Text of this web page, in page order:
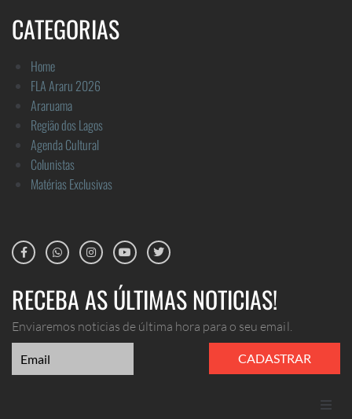
CATEGORIAS
Home
FLA Araru 2026
Araruama
Região dos Lagos
Agenda Cultural
Colunistas
Matérias Exclusivas
RECEBA AS ÚLTIMAS NOTICIAS!
Enviaremos noticias de última hora para o seu email.
CADASTRAR